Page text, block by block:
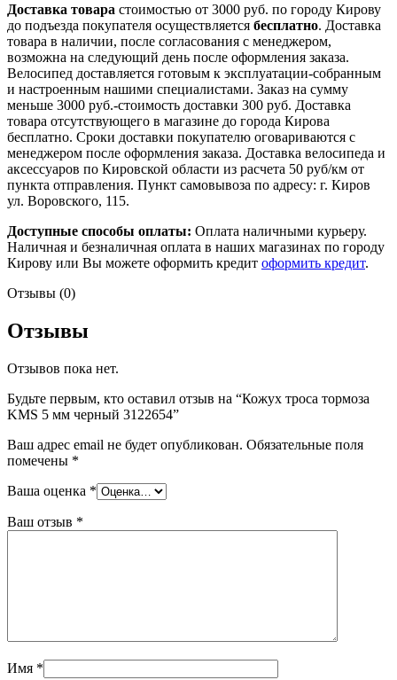
Доставка товара стоимостью от 3000 руб. по городу Кирову
до подъезда покупателя осуществляется бесплатно. Доставка
товара в наличии, после согласования с менеджером,
возможна на следующий день после оформления заказа.
Велосипед доставляется готовым к эксплуатации-собранным
и настроенным нашими специалистами. Заказ на сумму
меньше 3000 руб.-стоимость доставки 300 руб. Доставка
товара отсутствующего в магазине до города Кирова
бесплатно. Сроки доставки покупателю оговариваются с
менеджером после оформления заказа. Доставка велосипеда и
аксессуаров по Кировской области из расчета 50 руб/км от
пункта отправления. Пункт самовывоза по адресу: г. Киров
ул. Воровского, 115.
Доступные способы оплаты: Оплата наличными курьеру.
Наличная и безналичная оплата в наших магазинах по городу
Кирову или Вы можете оформить кредит оформить кредит.
Отзывы (0)
Отзывы
Отзывов пока нет.
Будьте первым, кто оставил отзыв на “Кожух троса тормоза
KMS 5 мм черный 3122654”
Ваш адрес email не будет опубликован. Обязательные поля
помечены *
Ваша оценка *
Ваш отзыв *
Имя *